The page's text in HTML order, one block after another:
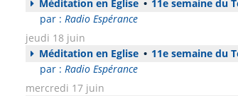
Méditation en Eglise • 11e semaine du
par : Radio Espérance
jeudi 18 juin
Méditation en Eglise • 11e semaine du
par : Radio Espérance
mercredi 17 juin